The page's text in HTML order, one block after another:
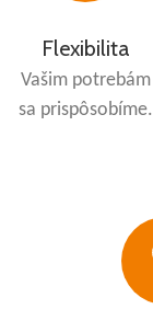
Flexibilita
Vašim potrebám
sa prispôsobíme.